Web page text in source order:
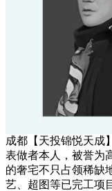
成都【天投锦悦天成
表做者本人，被誉为
的奢宅不只占领稀缺
艺、超图等已完工项